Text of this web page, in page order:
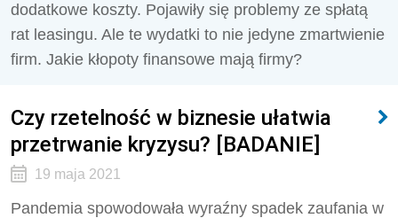
dodatkowe koszty. Pojawiły się problemy ze spłatą
rat leasingu. Ale te wydatki to nie jedyne zmartwienie
firm. Jakie kłopoty finansowe mają firmy?
Czy rzetelność w biznesie ułatwia
przetrwanie kryzysu? [BADANIE]
19 maja 2021
Pandemia spowodowała wyraźny spadek zaufania w